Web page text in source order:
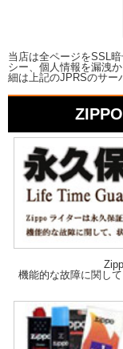
当店は全ページをSSL
シー、個人情報を漏洩
細は上記のJPRSのサー
機能的な故障に関し